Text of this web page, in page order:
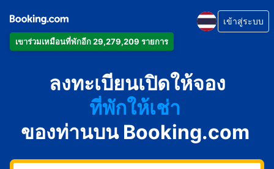
เข้าร่วมเหมือนที่พักอีก 29,279,209 รายการ
เข้าสู่ระบบ
ลงทะเบียนเปิดให้จอง
อพาร์ตเมนต์
โรงแรม
ที่พักให้เช่า
เกสต์เฮาส์
บีแอนด์บี
ของท่านบน Booking.com